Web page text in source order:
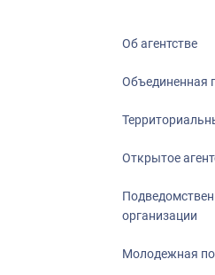
Об агентстве
Объединенная
Открытое
организации
Молодежная